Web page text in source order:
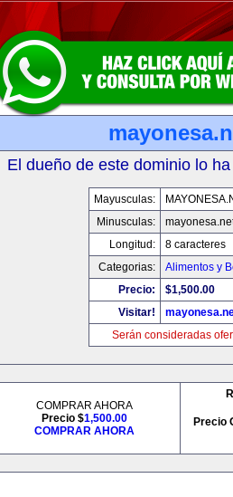
El dueño de este dominio lo
Mayusculas:
Minusculas:
Longitud:
8 caracteres
Categorias:
Alimentos y
Precio:
$1,500.00
Visitar!
Serán consideradas
COMPRAR AHORA
Precio $1,500.00
COMPRAR AHORA
Precio